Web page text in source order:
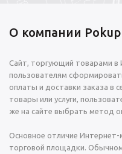
О компании
Сайт, торгующий товарами в
пользователям
оплаты и доставки заказа в
товары или услуги,
же на сайте выбрать метод
Основное отличие
торговой площадки.